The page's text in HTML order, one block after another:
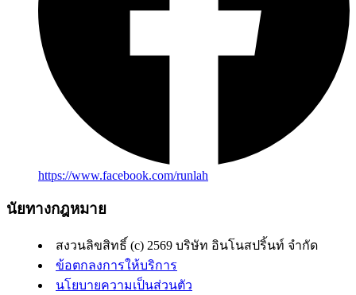
https://www.facebook.com/runlah
นัยทางกฎหมาย
สงวนลิขสิทธิ์ (c) 2569 บริษัท อินโนสปริ้นท์ จำกัด
ข้อตกลงการให้บริการ
นโยบายความเป็นส่วนตัว